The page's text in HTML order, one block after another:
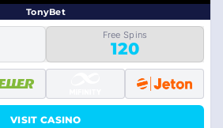
TonyBet
Free Spins
120
VISIT CASINO